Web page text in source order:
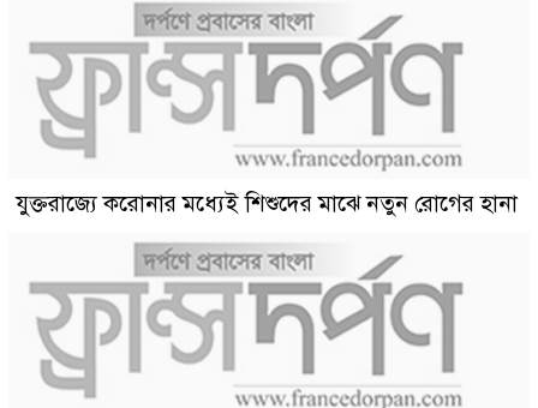
যুক্তরাজ্যে করোনার মধ্যেই শিশুদের মাঝে নতুন রোগের হানা